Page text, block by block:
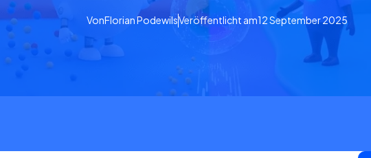
VonFlorian PodewilsVeröffentlicht am12 September 2025